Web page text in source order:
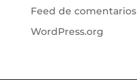
Feed de comentarios
WordPress.org